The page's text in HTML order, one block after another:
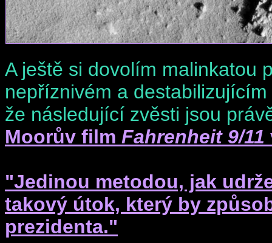
A ještě si dovolím malinkatou
nepříznivém a
že následující zvěsti jsou
Moorův film Fahrenheit 9/11
"Jedinou metodou, jak
takový útok, který by
prezidenta."